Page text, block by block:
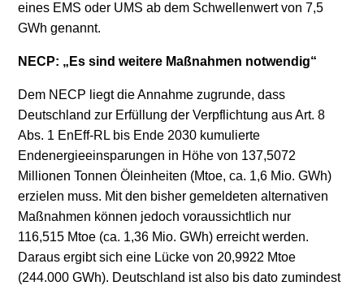
eines EMS oder UMS ab dem Schwellenwert von 7,5
GWh genannt.
NECP: „Es sind weitere Maßnahmen notwendig“
Dem NECP liegt die Annahme zugrunde, dass
Deutschland zur Erfüllung der Verpflichtung aus Art. 8
Abs. 1 EnEff-RL bis Ende 2030 kumulierte
Endenergieeinsparungen in Höhe von 137,5072
Millionen Tonnen Öleinheiten (Mtoe, ca. 1,6 Mio. GWh)
erzielen muss. Mit den bisher gemeldeten alternativen
Maßnahmen können jedoch voraussichtlich nur
116,515 Mtoe (ca. 1,36 Mio. GWh) erreicht werden.
Daraus ergibt sich eine Lücke von 20,9922 Mtoe
(244.000 GWh). Deutschland ist also bis dato zumindest